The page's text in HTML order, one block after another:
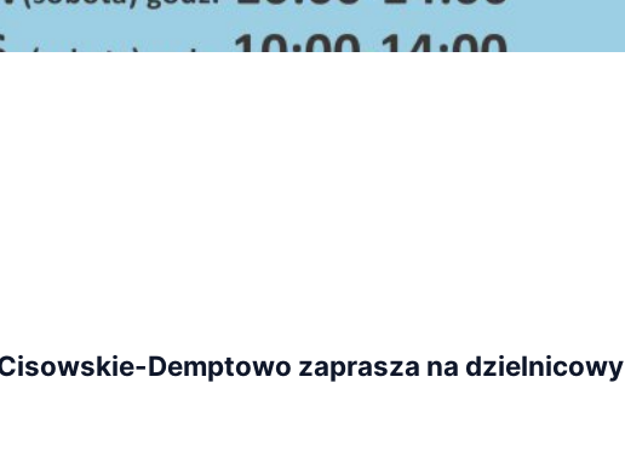
Demptowo zaprasza na dzielnicowy